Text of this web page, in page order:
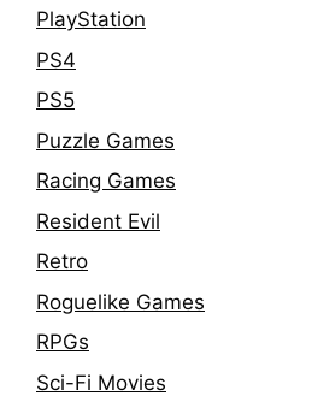
PlayStation
PS4
PS5
Puzzle Games
Racing Games
Resident Evil
Retro
Roguelike Games
RPGs
Sci-Fi Movies